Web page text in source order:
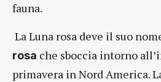
fauna.
La Luna rosa deve il suo
rosa che sboccia intorno
primavera in Nord America.